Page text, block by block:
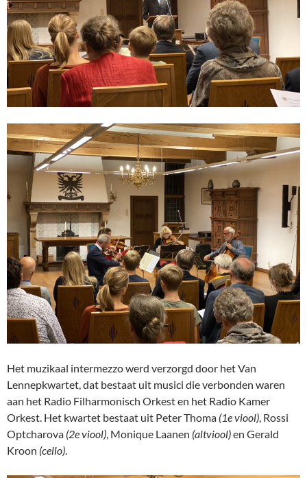
Het muzikaal intermezzo werd verzorgd door het Van
Lennepkwartet, dat bestaat uit musici die verbonden waren
aan het Radio Filharmonisch Orkest en het Radio Kamer
Orkest. Het kwartet bestaat uit Peter Thoma (1e viool) , Rossi
Optcharova (2e viool) , Monique Laanen (altviool)en Gerald
Kroon (cello)